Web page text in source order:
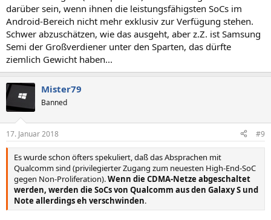
darüber sein, wenn ihnen die leistungsfähigsten SoCs im
Android-Bereich nicht mehr exklusiv zur Verfügung stehen.
Schwer abzuschätzen, wie das ausgeht, aber z.Z. ist Samsung
Semi der Großverdiener unter den Sparten, das dürfte
ziemlich Gewicht haben...
Mister79
Banned
17. Januar 2018 #9
Es wurde schon öfters spekuliert, daß das Absprachen mit
Qualcomm sind (privilegierter Zugang zum neuesten High-End-SoC
gegen Non-Proliferation).Wenn die CDMA-Netze abgeschaltet
werden, werden die SoCs von Qualcomm aus den Galaxy S und
Note allerdings eh verschwinden.